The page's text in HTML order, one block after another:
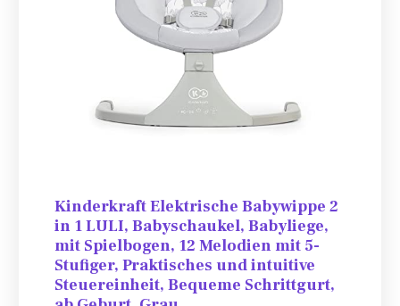
Kinderkraft Elektrische Babywippe 2
in 1 LULI, Babyschaukel, Babyliege,
mit Spielbogen, 12 Melodien mit 5-
Stufiger, Praktisches und intuitive
Steuereinheit, Bequeme Schrittgurt,